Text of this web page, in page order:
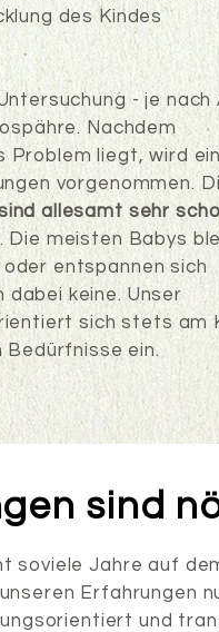
des Kindes
- je nach
Nachdem
Problem liegt, wird
vorgenommen.
allesamt sehr
. Die meisten Babys
entspannen sich
keine. Unser
sich stets am
Bedürfnisse ein.
sind
soviele Jahre auf
Erfahrungen
und